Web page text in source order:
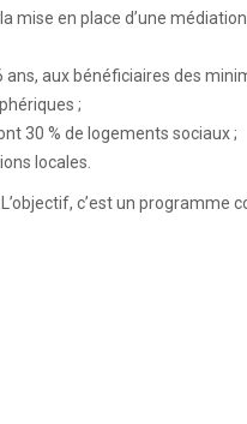
mise en place d’une
ans, aux bénéficiaires des
;
30 % de logements sociaux ;
locales.
c’est un programme